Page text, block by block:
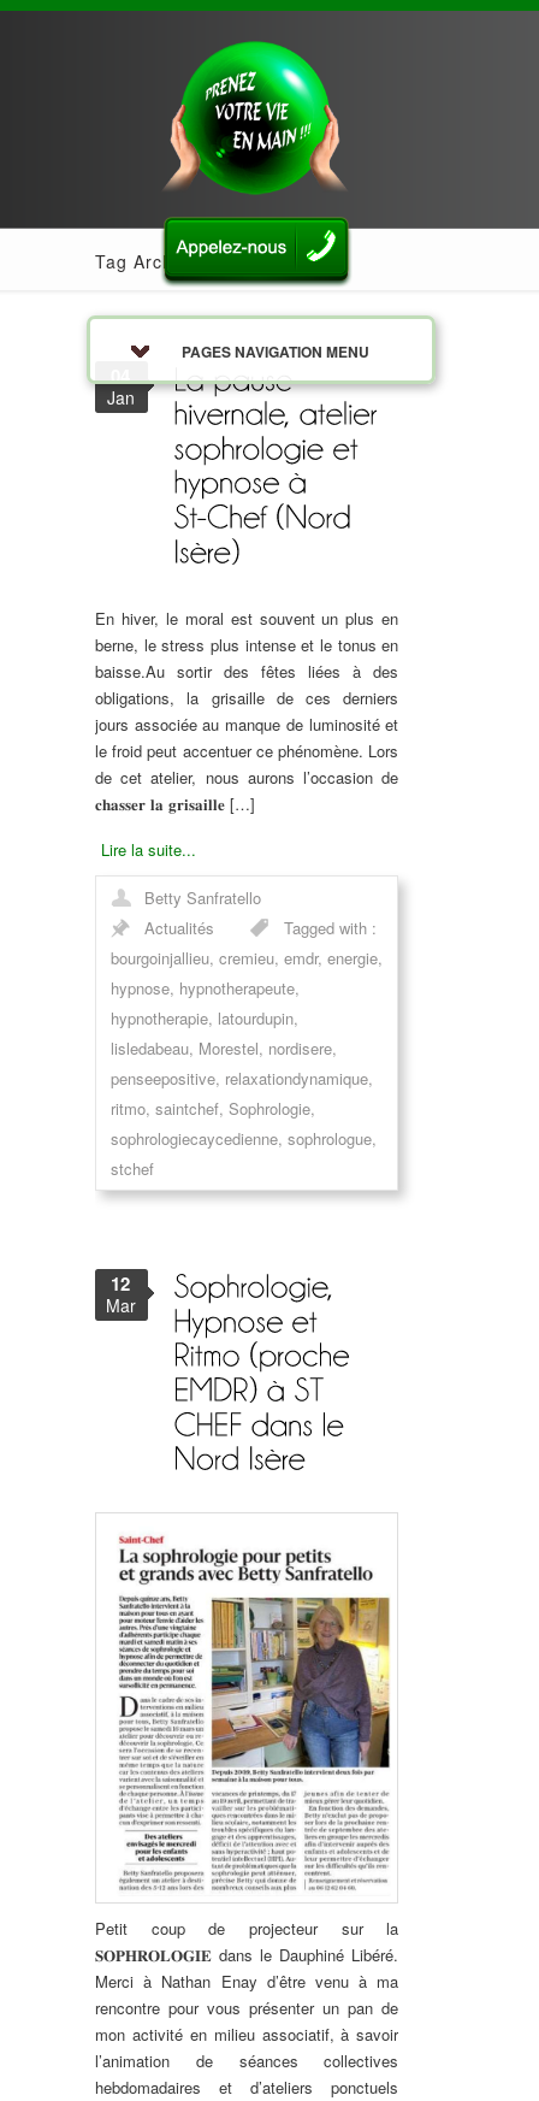
PAGES NAVIGATION MENU
Tag Archives: sophrologue
04
Jan
En hiver, le moral est souvent un plus en
berne, le stress plus intense et le tonus en
baisse.Au sortir des fêtes liées à des
obligations, la grisaille de ces derniers
jours associée au manque de luminosité et
le froid peut accentuer ce phénomène. Lors
de cet atelier, nous aurons l’occasion de
𝐜𝐡𝐚𝐬𝐬𝐞𝐫 𝐥𝐚 𝐠𝐫𝐢𝐬𝐚𝐢𝐥𝐥𝐞 […]
Lire la suite...
Betty Sanfratello
Actualités
Tagged with :
bourgoinjallieu, cremieu, emdr, energie,
hypnose, hypnotherapeute,
hypnotherapie, latourdupin,
lisledabeau, Morestel, nordisere,
penseepositive, relaxationdynamique,
ritmo, saintchef, Sophrologie,
sophrologiecaycedienne, sophrologue,
stchef
12
Mar
Petit coup de projecteur sur la
𝐒𝐎𝐏𝐇𝐑𝐎𝐋𝐎𝐆𝐈𝐄 dans le Dauphiné Libéré.
Merci à Nathan Enay d’être venu à ma
rencontre pour vous présenter un pan de
mon activité en milieu associatif, à savoir
l’animation de séances collectives
hebdomadaires et d’ateliers ponctuels